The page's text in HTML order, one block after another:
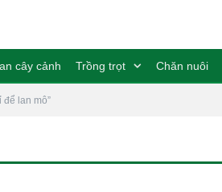
cây cảnh Trồng trọt Chăn nuôi
để lan mô”